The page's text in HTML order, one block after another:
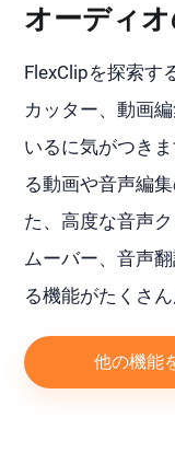
オーディ
FlexClipを探索す
カッター、動画
いるに気がつき
る動画や音声編
た、高度な音声
ムーバー、音声
る機能がたくさ
他の機能